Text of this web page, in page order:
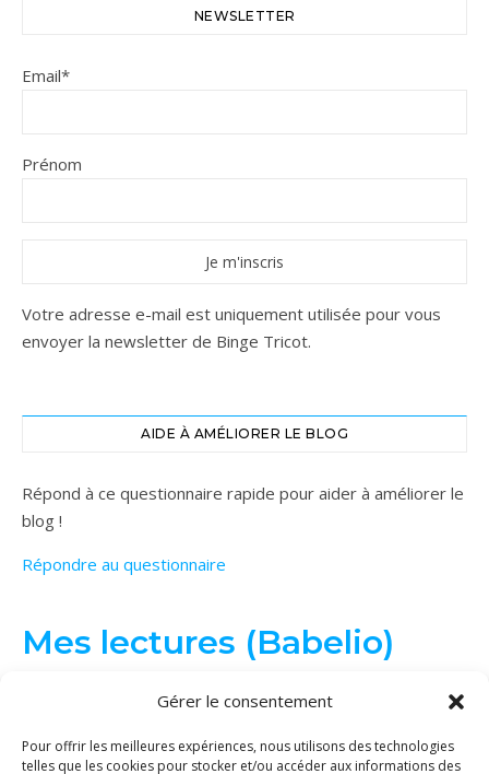
Gérer le consentement
Pour offrir les meilleures expériences, nous utilisons des technologies
telles que les cookies pour stocker et/ou accéder aux informations des
NEWSLETTER
Email*
Prénom
Votre adresse e-mail est uniquement utilisée pour vous
envoyer la newsletter de Binge Tricot.
AIDE À AMÉLIORER LE BLOG
Répond à ce questionnaire rapide pour aider à améliorer le
blog !
Répondre au questionnaire
Mes lectures (Babelio)